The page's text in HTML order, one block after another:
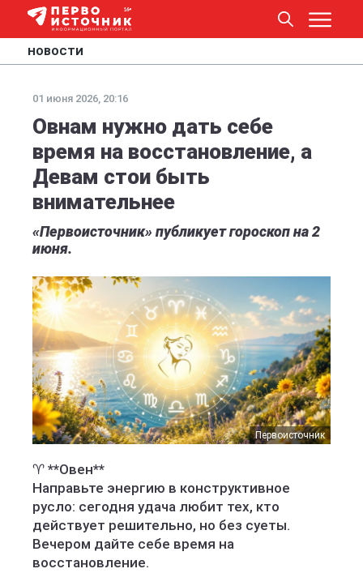
НОВОСТИ
01 июня 2026, 20:16
Овнам нужно дать себе
время на восстановление, а
Девам стои быть
внимательнее
«Первоисточник» публикует гороскоп на 2
июня.
Первоисточник
♈ **Овен**
Направьте энергию в конструктивное
русло: сегодня удача любит тех, кто
действует решительно, но без суеты.
Вечером дайте себе время на
восстановление.